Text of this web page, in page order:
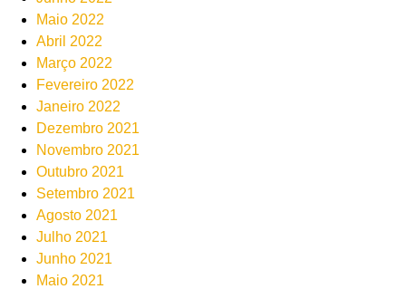
Maio 2022
Abril 2022
Março 2022
Fevereiro 2022
Janeiro 2022
Dezembro 2021
Novembro 2021
Outubro 2021
Setembro 2021
Agosto 2021
Julho 2021
Junho 2021
Maio 2021